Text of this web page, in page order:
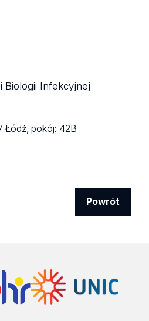
Biologii Infekcyjnej
Łódź,pokój: 42B
Powrót